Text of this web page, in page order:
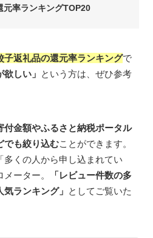
元率ランキングTOP20
子返礼品の還元率ランキングで
しい」 という方は、ぜひ参考
付金額やふるさと納税ポータル
でも絞り込むことができます。
多くの人から申し込まれてい
ーター。
「レビュー件数の多
ランキング」 としてご覧いた